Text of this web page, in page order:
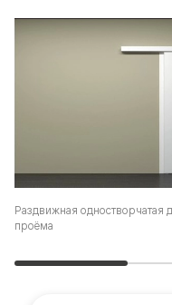
Раздвижная одностворчатая
проёма